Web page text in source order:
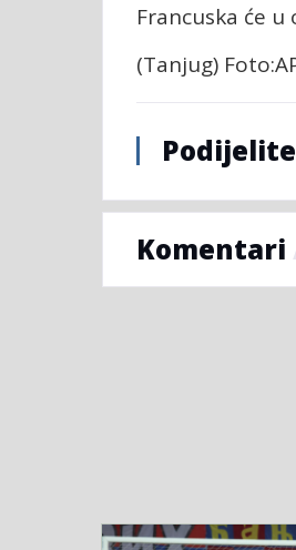
Francuska će
(Tanjug)
Komentari